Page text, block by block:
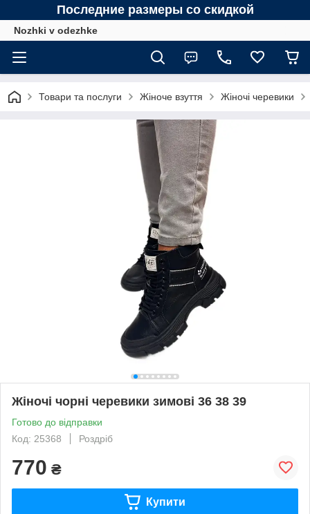
Последние размеры со скидкой
Nozhki v odezhke
Товари та послуги Жіноче взуття Жіночі черевики
Жіночі чорні черевики зимові 36 38 39
Готово до відправки
Код: 25368
Роздріб
770 ₴
Купити